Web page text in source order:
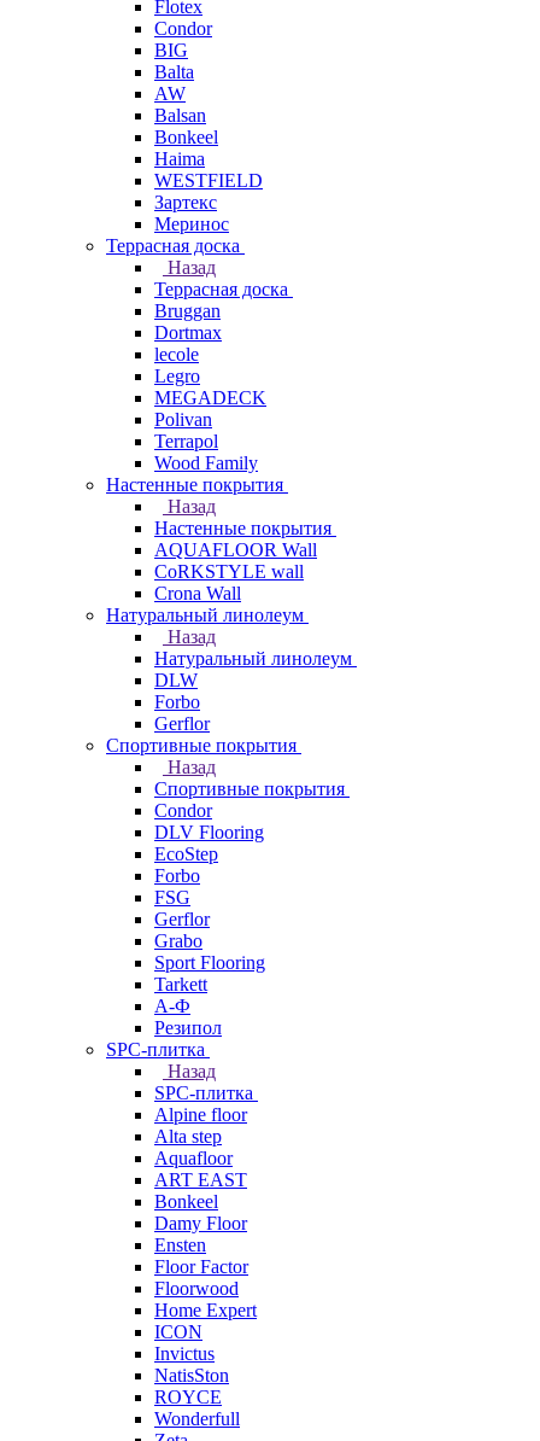
Flotex
Condor
BIG
Balta
AW
Balsan
Bonkeel
Haima
WESTFIELD
Зартекс
Меринос
Террасная доска
Назад
Террасная доска
Bruggan
Dortmax
lecole
Legro
MEGADECK
Polivan
Terrapol
Wood Family
Настенные покрытия
Назад
Настенные покрытия
AQUAFLOOR Wall
CoRKSTYLE wall
Crona Wall
Натуральный линолеум
Назад
Натуральный линолеум
DLW
Forbo
Gerflor
Спортивные покрытия
Назад
Спортивные покрытия
Condor
DLV Flooring
EcoStep
Forbo
FSG
Gerflor
Grabo
Sport Flooring
Tarkett
А-Ф
Резипол
SPC-плитка
Назад
SPC-плитка
Alpine floor
Alta step
Aquafloor
ART EAST
Bonkeel
Damy Floor
Ensten
Floor Factor
Floorwood
Home Expert
ICON
Invictus
NatisSton
ROYCE
Wonderfull